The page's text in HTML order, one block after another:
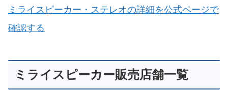
ミライスピーカー・ステレオの詳細を公式ページで
確認する
ミライスピーカー販売店舗一覧